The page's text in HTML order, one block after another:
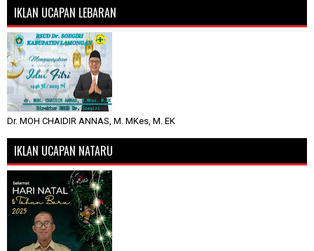
IKLAN UCAPAN LEBARAN
Dr. MOH CHAIDIR ANNAS, M. MKes, M. EK
IKLAN UCAPAN NATARU